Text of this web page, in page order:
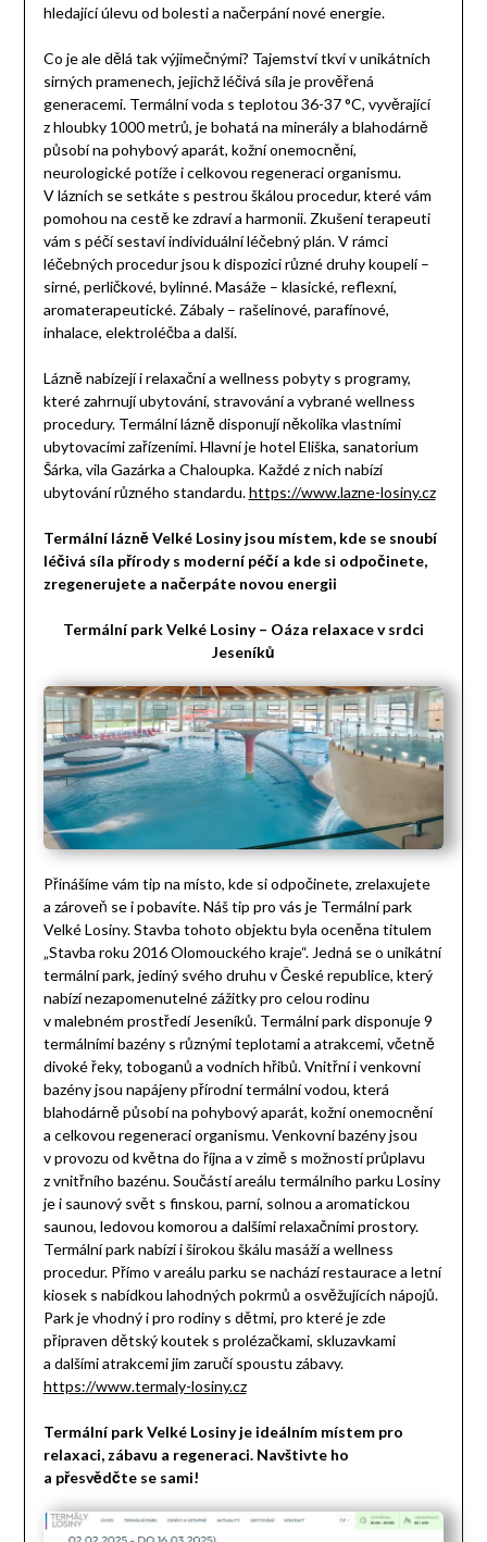
hledající úlevu od bolesti a načerpání nové energie.
Co je ale dělá tak výjimečnými? Tajemství tkví v unikátních
sirných pramenech, jejichž léčivá síla je prověřená
generacemi. Termální voda s teplotou 36-37 °C, vyvěrající
z hloubky 1000 metrů, je bohatá na minerály a blahodárně
působí na pohybový aparát, kožní onemocnění,
neurologické potíže i celkovou regeneraci organismu.
V lázních se setkáte s pestrou škálou procedur, které vám
pomohou na cestě ke zdraví a harmonii. Zkušení terapeuti
vám s péčí sestaví individuální léčebný plán. V rámci
léčebných procedur jsou k dispozici různé druhy koupelí –
sirné, perličkové, bylinné. Masáže – klasické, reflexní,
aromaterapeutické. Zábaly – rašelinové, parafínové,
inhalace, elektroléčba a další.
Lázně nabízejí i relaxační a wellness pobyty s programy,
které zahrnují ubytování, stravování a vybrané wellness
procedury. Termální lázně disponují několika vlastními
ubytovacími zařízeními. Hlavní je hotel Eliška, sanatorium
Šárka, vila Gazárka a Chaloupka. Každé z nich nabízí
ubytování různého standardu.https://www.lazne-losiny.cz
Termální lázně Velké Losiny jsou místem, kde se snoubí
léčivá síla přírody s moderní péčí a kde si odpočinete,
zregenerujete a načerpáte novou energii
Termální park Velké Losiny – Oáza relaxace v srdci
Jeseníků
Přinášíme vám tip na místo, kde si odpočinete, zrelaxujete
a zároveň se i pobavíte. Náš tip pro vás je Termální park
Velké Losiny. Stavba tohoto objektu byla oceněna titulem
„Stavba roku 2016 Olomouckého kraje“. Jedná se o unikátní
termální park, jediný svého druhu v České republice, který
nabízí nezapomenutelné zážitky pro celou rodinu
v malebném prostředí Jeseníků. Termální park disponuje 9
termálními bazény s různými teplotami a atrakcemi, včetně
divoké řeky, toboganů a vodních hřibů. Vnitřní i venkovní
bazény jsou napájeny přírodní termální vodou, která
blahodárně působí na pohybový aparát, kožní onemocnění
a celkovou regeneraci organismu. Venkovní bazény jsou
v provozu od května do října a v zimě s možností průplavu
z vnitřního bazénu. Součástí areálu termálního parku Losiny
je i saunový svět s finskou, parní, solnou a aromatickou
saunou, ledovou komorou a dalšími relaxačními prostory.
Termální park nabízí i širokou škálu masáží a wellness
procedur. Přímo v areálu parku se nachází restaurace a letní
kiosek s nabídkou lahodných pokrmů a osvěžujících nápojů.
Park je vhodný i pro rodiny s dětmi, pro které je zde
připraven dětský koutek s prolézačkami, skluzavkami
a dalšími atrakcemi jim zaručí spoustu zábavy.
https://www.termaly-losiny.cz
Termální park Velké Losiny je ideálním místem pro
relaxaci, zábavu a regeneraci. Navštivte ho
a přesvědčte se sami!